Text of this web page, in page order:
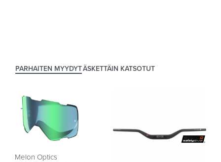
PARHAITEN MYYDYTÄSKETTÄIN KATSOTUT
Melon Optics